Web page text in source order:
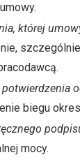
której
potwierdzenia
biegu
mocy.